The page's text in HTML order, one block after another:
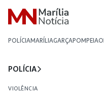
POLÍCIAMARÍLIAGARÇAPOMPEIA
POLÍCIA
VIOLÊNCIA